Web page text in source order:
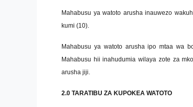
Mahabusu ya watoto arusha inauwezo
kumi (10).
Mahabusu ya watoto arusha ipo mtaa wa
Mahabusu hii inahudumia wilaya zote za
arusha jiji.
2.0 TARATIBU ZA KUPOKEA WATOTO